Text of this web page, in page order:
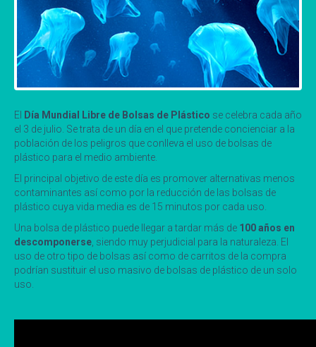
El Día Mundial Libre de Bolsas de Plástico se celebra cada año
el 3 de julio. Se trata de un día en el que pretende concienciar a la
población de los peligros que conlleva el uso de bolsas de
plástico para el medio ambiente.
El principal objetivo de este día es promover alternativas menos
contaminantes así como por la reducción de las bolsas de
plástico cuya vida media es de 15 minutos por cada uso.
Una bolsa de plástico puede llegar a tardar más de 100 años en
descomponerse , siendo muy perjudicial para la naturaleza. El
uso de otro tipo de bolsas así como de carritos de la compra
podrían sustituir el uso masivo de bolsas de plástico de un solo
uso.